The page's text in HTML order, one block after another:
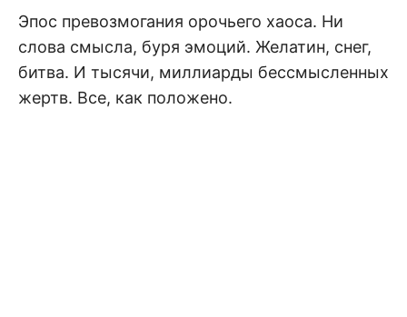
Эпос превозмогания орочьего хаоса. Ни
слова смысла, буря эмоций. Желатин, снег,
битва. И тысячи, миллиарды бессмысленных
жертв. Все, как положено.